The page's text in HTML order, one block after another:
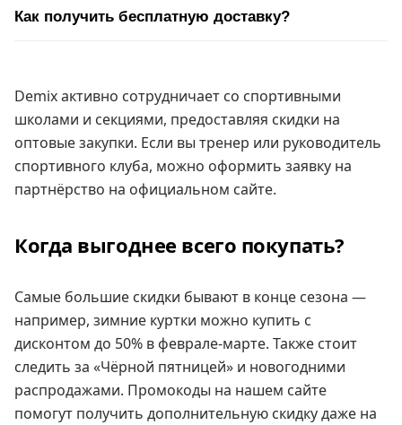
Как получить бесплатную доставку?
Demix активно сотрудничает со спортивными
школами и секциями, предоставляя скидки на
оптовые закупки. Если вы тренер или руководитель
спортивного клуба, можно оформить заявку на
партнёрство на официальном сайте.
Когда выгоднее всего покупать?
Самые большие скидки бывают в конце сезона —
например, зимние куртки можно купить с
дисконтом до 50% в феврале-марте. Также стоит
следить за «Чёрной пятницей» и новогодними
распродажами. Промокоды на нашем сайте
помогут получить дополнительную скидку даже на